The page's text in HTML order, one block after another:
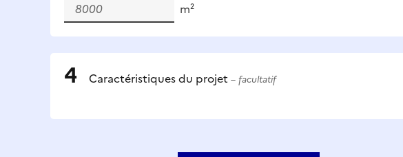
m²
Caractéristiques du projet – facultatif